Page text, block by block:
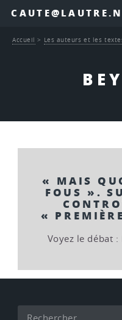
Accueil > Les auteurs et les
« MAIS
FOUS ».
«
Voyez le débat